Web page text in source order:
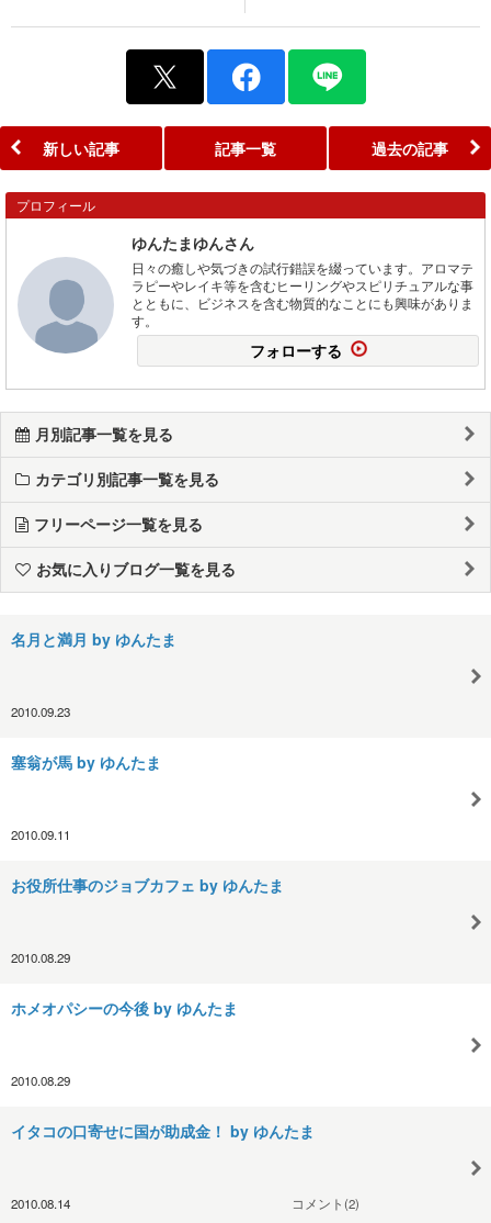
新しい記事 記事一覧 過去の記事
プロフィール
ゆんたまゆんさん
日々の癒しや気づきの試行錯誤を綴っています。アロマテ
ラピーやレイキ等を含むヒーリングやスピリチュアルな事
とともに、ビジネスを含む物質的なことにも興味がありま
す。
フォローする
月別記事一覧を見る
カテゴリ別記事一覧を見る
フリーページ一覧を見る
お気に入りブログ一覧を見る
名月と満月 by ゆんたま
2010.09.23
塞翁が馬 by ゆんたま
2010.09.11
お役所仕事のジョブカフェ by ゆんたま
2010.08.29
ホメオパシーの今後 by ゆんたま
2010.08.29
イタコの口寄せに国が助成金！ by ゆんたま
2010.08.14 コメント(2)